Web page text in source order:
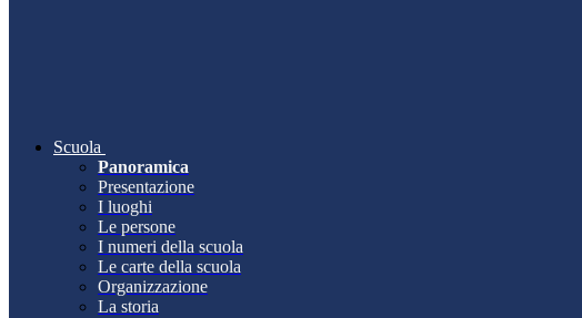
Scuola
Panoramica
Presentazione
I luoghi
Le persone
I numeri della scuola
Le carte della scuola
Organizzazione
La storia